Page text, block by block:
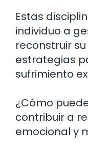
Estas
individuo a
reconstruir
estrategias
sufrimiento
¿Cómo
contribuir a
emocional y